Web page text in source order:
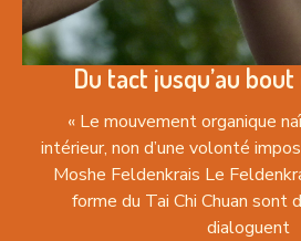
Du tact jusqu’au
« Le mouvement organique
intérieur, non d’une volonté
Moshe Feldenkrais Le
forme du Tai Chi Chuan sont
dialoguent